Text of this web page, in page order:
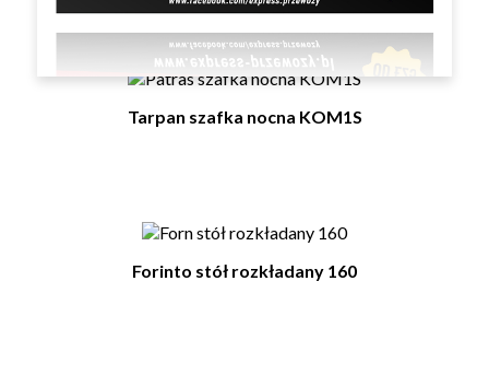
Tarpan szafka nocna KOM1S
Forinto stół rozkładany 160